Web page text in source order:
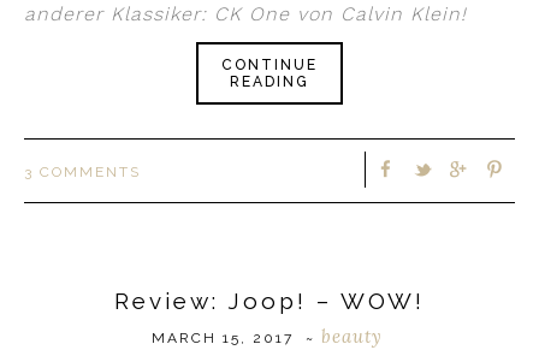
anderer Klassiker: CK One von Calvin Klein!
CONTINUE
READING
3 COMMENTS
Review: Joop! – WOW!
MARCH 15, 2017 ~ beauty